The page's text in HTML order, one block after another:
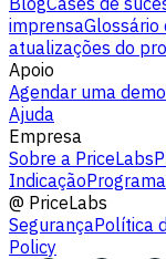
imprensa
atualizações do
Apoio
Agendar uma demo
Ajuda
Empresa
Sobre a PriceLabs
Indicação
@ PriceLabs
SegurançaPolítica
Policy